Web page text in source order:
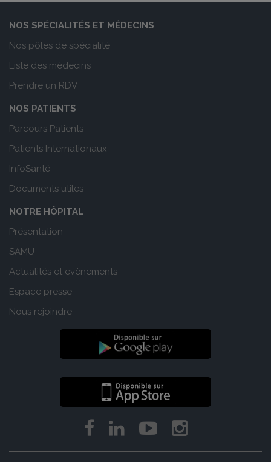
NOS SPÉCIALITÉS ET MÉDECINS
Nos pôles de spécialité
Liste des médecins
Prendre un RDV
NOS PATIENTS
Parcours Patients
Patients Internationaux
InfoSanté
Documents utiles
NOTRE HÔPITAL
Présentation
SAMU
Actualités et evènements
Espace presse
Nous rejoindre